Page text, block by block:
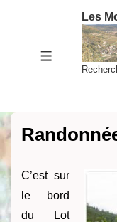
MENU
Les
C’est sur
le bord
du Lot